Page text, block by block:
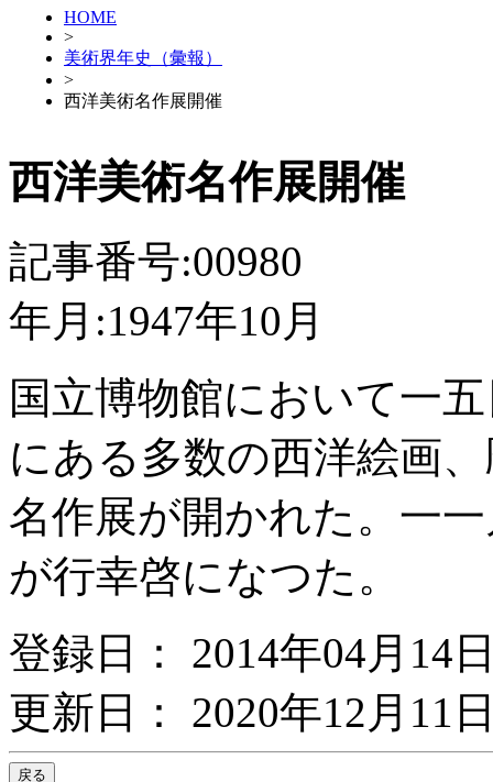
HOME
>
美術界年史（彙報）
>
西洋美術名作展開催
西洋美術名作展開催
記事番号:00980
年月:1947年10月
国立博物館において一
にある多数の西洋絵画
名作展が開かれた。一
が行幸啓になつた。
登録日： 2014年04月14
更新日： 2020年12月11